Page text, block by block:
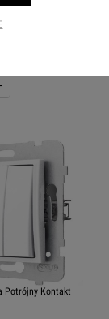
Potrójny Kontakt